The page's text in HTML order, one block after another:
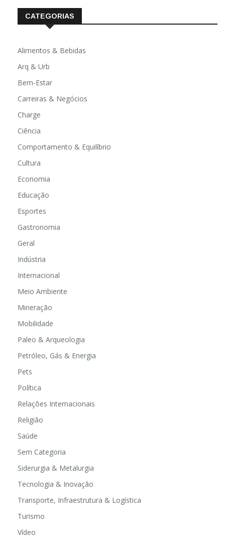
CATEGORIAS
Alimentos & Bebidas
Arq & Urb
Bem-Estar
Carreiras & Negócios
Charge
Ciência
Comportamento & Equilíbrio
Cultura
Economia
Educação
Esportes
Gastronomia
Geral
Indústria
Internacional
Meio Ambiente
Mineração
Mobilidade
Paleo & Arqueologia
Petróleo, Gás & Energia
Pets
Política
Relações Internacionais
Religião
Saúde
Sem Categoria
Siderurgia & Metalurgia
Tecnologia & Inovação
Transporte, Infraestrutura & Logística
Turismo
Vídeo